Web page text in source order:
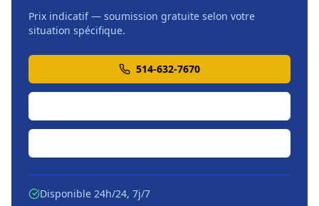
Prix indicatif — soumission gratuite selon votre
situation spécifique.
514-632-7670
Disponible 24h/24, 7j/7